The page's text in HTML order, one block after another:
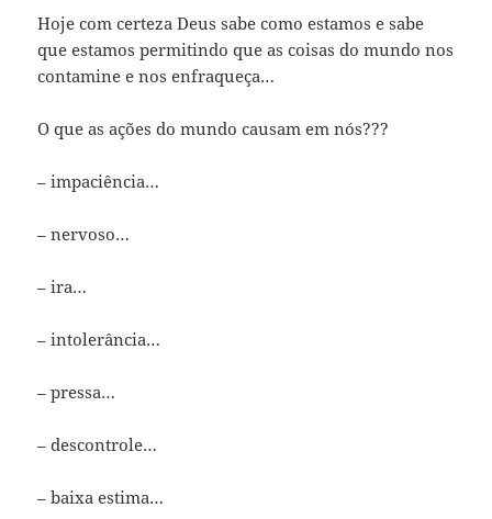
Hoje com certeza Deus sabe como estamos e sabe
que estamos permitindo que as coisas do mundo nos
contamine e nos enfraqueça…
O que as ações do mundo causam em nós???
– impaciência…
– nervoso…
– ira…
– intolerância…
– pressa…
– descontrole…
– baixa estima…